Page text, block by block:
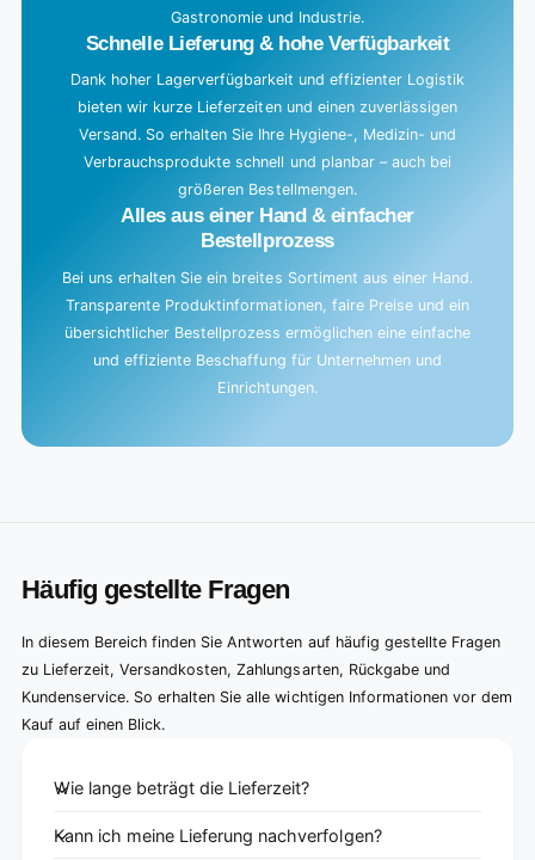
Gastronomie und Industrie.
Schnelle Lieferung & hohe Verfügbarkeit
Dank hoher Lagerverfügbarkeit und effizienter Logistik
bieten wir kurze Lieferzeiten und einen zuverlässigen
Versand. So erhalten Sie Ihre Hygiene-, Medizin- und
Verbrauchsprodukte schnell und planbar – auch bei
größeren Bestellmengen.
Alles aus einer Hand & einfacher
Bestellprozess
Bei uns erhalten Sie ein breites Sortiment aus einer Hand.
Transparente Produktinformationen, faire Preise und ein
übersichtlicher Bestellprozess ermöglichen eine einfache
und effiziente Beschaffung für Unternehmen und
Einrichtungen.
Häufig gestellte Fragen
In diesem Bereich finden Sie Antworten auf häufig gestellte Fragen
zu Lieferzeit, Versandkosten, Zahlungsarten, Rückgabe und
Kundenservice. So erhalten Sie alle wichtigen Informationen vor dem
Kauf auf einen Blick.
Wie lange beträgt die Lieferzeit?
Kann ich meine Lieferung nachverfolgen?